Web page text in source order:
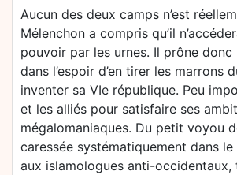
Aucun des deux camps n’est
Mélenchon a compris qu’il
pouvoir par les urnes. Il prône
dans l’espoir d’en tirer les marrons
inventer sa VIe république. Peu
et les alliés pour satisfaire ses
mégalomaniaques. Du petit voyou
caressée systématiquement dans
aux islamologues anti-occidentaux,